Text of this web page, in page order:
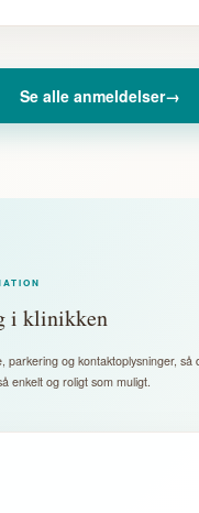
Se alle anmeldelser→
i klinikken
parkering og kontaktoplysninger, så
enkelt og roligt som muligt.